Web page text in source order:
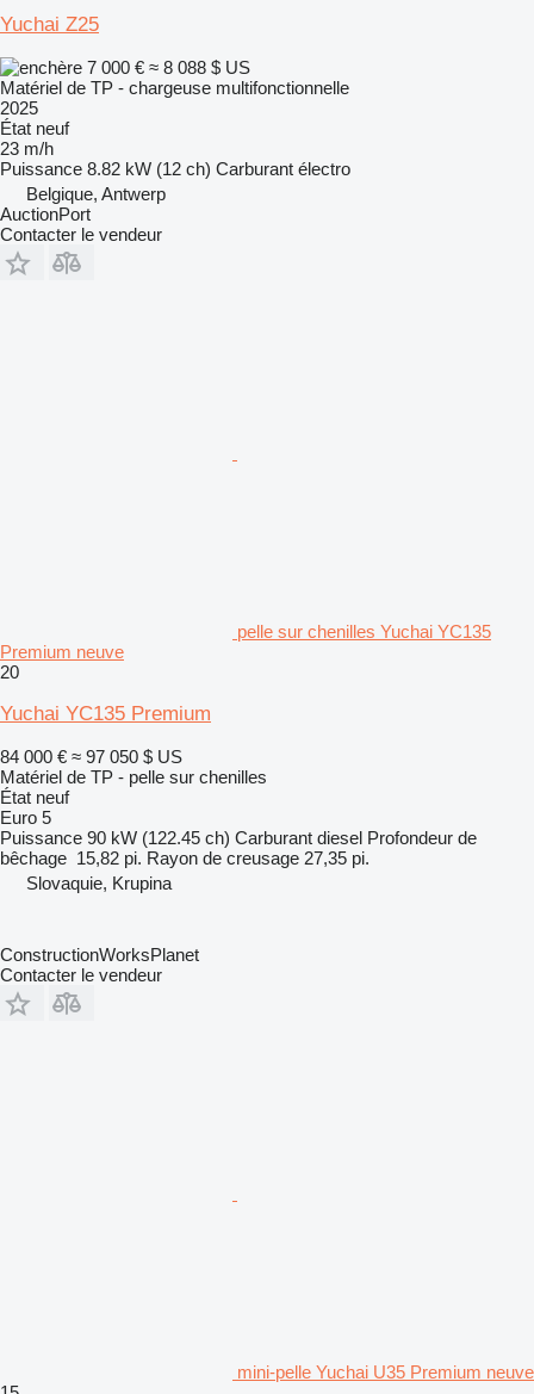
Yuchai Z25
7 000 € ≈ 8 088 $ US
Matériel de TP - chargeuse multifonctionnelle
2025
État neuf
23 m/h
Puissance 8.82 kW (12 ch) Carburant électro
Belgique, Antwerp
AuctionPort
Contacter le vendeur
pelle sur chenilles Yuchai YC135
Premium neuve
20
Yuchai YC135 Premium
84 000 € ≈ 97 050 $ US
Matériel de TP - pelle sur chenilles
État neuf
Euro 5
Puissance 90 kW (122.45 ch) Carburant diesel Profondeur de
bêchage 15,82 pi. Rayon de creusage 27,35 pi.
Slovaquie, Krupina
ConstructionWorksPlanet
Contacter le vendeur
mini-pelle Yuchai U35 Premium neuve